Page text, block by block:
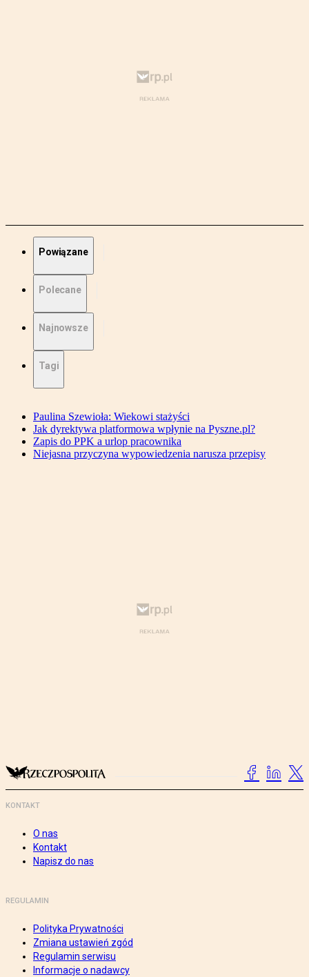
Powiązane
Polecane
Najnowsze
Tagi
Paulina Szewioła: Wiekowi stażyści
Jak dyrektywa platformowa wpłynie na Pyszne.pl?
Zapis do PPK a urlop pracownika
Niejasna przyczyna wypowiedzenia narusza przepisy
KONTAKT
O nas
Kontakt
Napisz do nas
REGULAMIN
Polityka Prywatności
Zmiana ustawień zgód
Regulamin serwisu
Informacje o nadawcy